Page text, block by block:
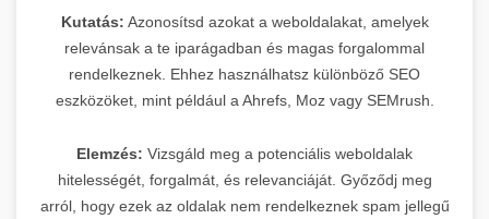
Kutatás: Azonosítsd azokat a weboldalakat, amelyek
relevánsak a te iparágadban és magas forgalommal
rendelkeznek. Ehhez használhatsz különböző SEO
eszközöket, mint például a Ahrefs, Moz vagy SEMrush.
Elemzés: Vizsgáld meg a potenciális weboldalak
hitelességét, forgalmát, és relevanciáját. Győződj meg
arról, hogy ezek az oldalak nem rendelkeznek spam jellegű